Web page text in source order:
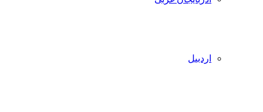
اردبیل